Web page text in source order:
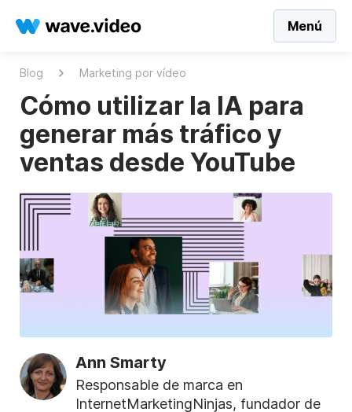
Menú
Blog Marketing por vídeo
Cómo utilizar la IA para
generar más tráfico y
ventas desde YouTube
Ann Smarty
Responsable de marca en
InternetMarketingNinjas, fundador de